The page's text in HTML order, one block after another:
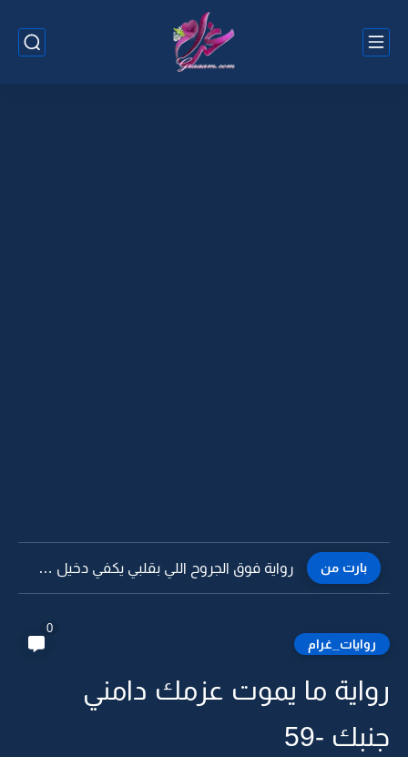
بارت من رواية فوق الجروح اللي بقلبي يكفي دخيل الله لا تجرحوني...
روايات_غرام
0
رواية ما يموت عزمك دامني
جنبك -59